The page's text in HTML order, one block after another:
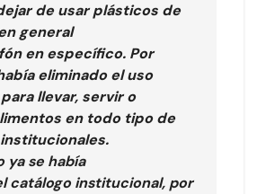
de usar plásticos de
general
en específico. Por
eliminado el uso
llevar, servir o
en todo tipo de
ya se había
catálogo institucional, por